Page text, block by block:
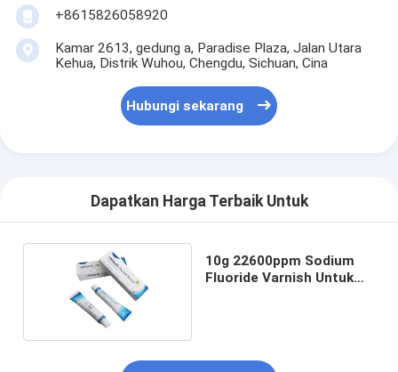
+8615826058920
Kamar 2613, gedung a, Paradise Plaza, Jalan Utara
Kehua, Distrik Wuhou, Chengdu, Sichuan, Cina
Hubungi sekarang
Dapatkan Harga Terbaik Untuk
10g 22600ppm Sodium
Fluoride Varnish Untuk